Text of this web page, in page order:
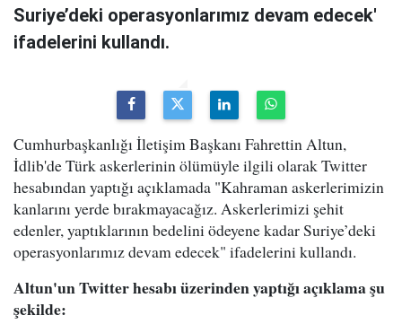
Suriye’deki operasyonlarımız devam edecek'
ifadelerini kullandı.
Cumhurbaşkanlığı İletişim Başkanı Fahrettin Altun,
İdlib'de Türk askerlerinin ölümüyle ilgili olarak Twitter
hesabından yaptığı açıklamada "Kahraman askerlerimizin
kanlarını yerde bırakmayacağız. Askerlerimizi şehit
edenler, yaptıklarının bedelini ödeyene kadar Suriye’deki
operasyonlarımız devam edecek" ifadelerini kullandı.
Altun'un Twitter hesabı üzerinden yaptığı açıklama şu
şekilde: